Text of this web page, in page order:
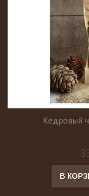
Кедровый
В